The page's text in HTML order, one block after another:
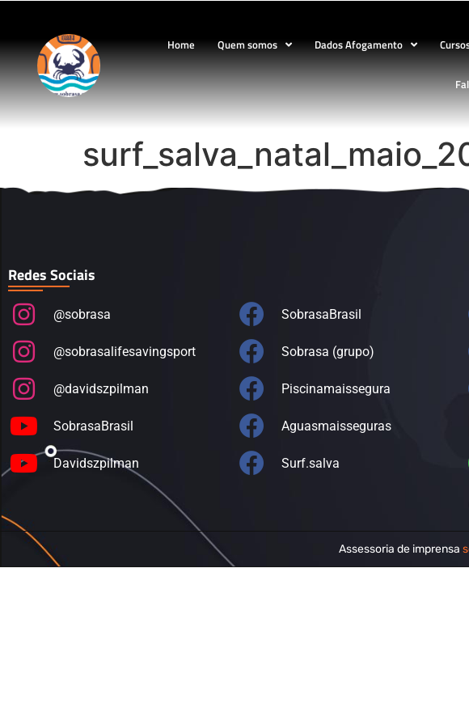
Home Quem somos Dados Afogamento
Redes Sociais
@sobrasa
@sobrasalifesavingsport
@davidszpilman
SobrasaBrasil
Davidszpilman
SobrasaBrasil
Sobrasa (grupo)
Piscinamaissegura
Aguasmaisseguras
Surf.salva
Assessoria de imprensa